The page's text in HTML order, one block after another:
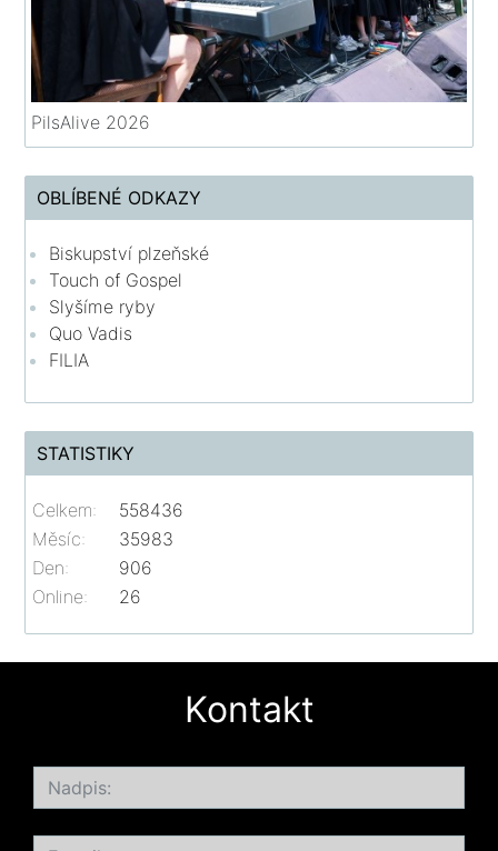
PilsAlive 2026
OBLÍBENÉ ODKAZY
Biskupství plzeňské
Touch of Gospel
Slyšíme ryby
Quo Vadis
FILIA
STATISTIKY
Online: 26
Celkem:
558436
Měsíc:
35983
Den:
906
Kontakt